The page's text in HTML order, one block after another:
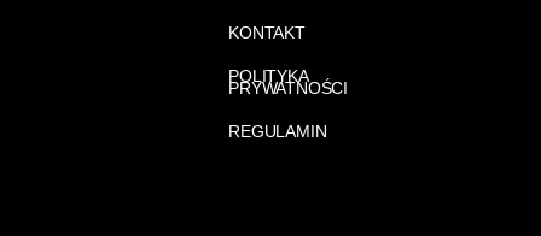
KONTAKT
POLITYKA
PRYWATNOŚCI
REGULAMIN